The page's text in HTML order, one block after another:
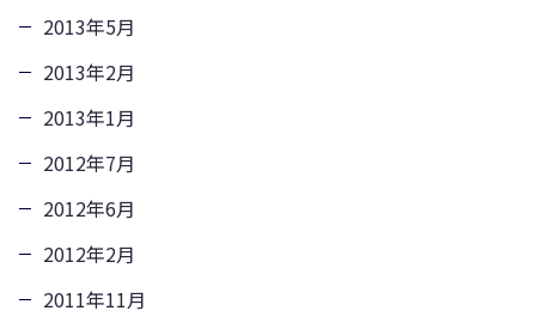
2013年5月
2013年2月
2013年1月
2012年7月
2012年6月
2012年2月
2011年11月